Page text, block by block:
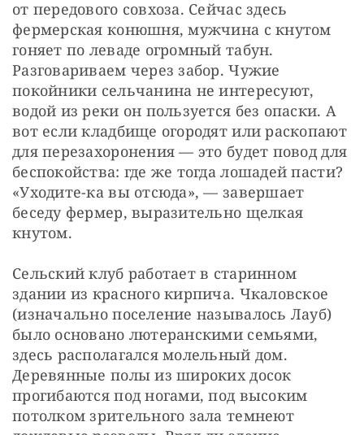
от передового совхоза. Сейчас здесь
фермерская конюшня, мужчина с кнутом
гоняет по леваде огромный табун.
Разговариваем через забор. Чужие
покойники сельчанина не интересуют,
водой из реки он пользуется без опаски. А
вот если кладбище огородят или раскопают
для перезахоронения — ​это будет повод для
беспокойства: где же тогда лошадей пасти?
«Уходите-ка вы отсюда», — ​завершает
беседу фермер, выразительно щелкая
кнутом.
Сельский клуб работает в старинном
здании из красного кирпича. Чкаловское
(изначально поселение называлось Лауб)
было основано лютеранскими семьями,
здесь располагался молельный дом.
Деревянные полы из широких досок
прогибаются под ногами, под высоким
потолком зрительного зала темнеют